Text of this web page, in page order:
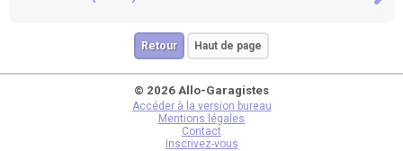
Retour Haut de page
© 2026 Allo-Garagistes
Accéder à la version bureau
Mentions légales
Contact
Inscrivez-vous